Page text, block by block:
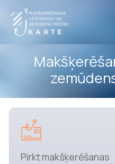
Pirkt makšķerēšanas